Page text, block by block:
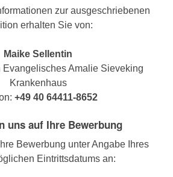
zur ausgeschriebenen
erhalten Sie von:
Maike Sellentin
Evangelisches Amalie Sieveking
Krankenhaus
+49 40 64411-8652
uns auf Ihre Bewerbung
Bewerbung unter Angabe Ihres
Eintrittsdatums an: